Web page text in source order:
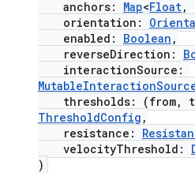
anchors: Map<Float,
orientation:
enabled: Boolean ,
reverseDirection:
interactionSource:
thresholds: (from,
ThresholdConfig ,
resistance:
velocityThreshold:
)